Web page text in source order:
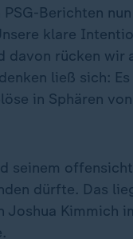
Berichten
klare
davon rücken wir
ließ sich:
in Sphären
seinem
dürfte. Das
Joshua Kimmich